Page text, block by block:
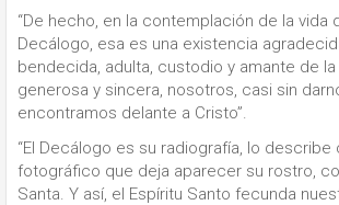
“De hecho, en la contemplación de la vida
Decálogo, esa es una existencia
bendecida, adulta, custodio y amante de la
generosa y sincera, nosotros, casi sin
encontramos delante a Cristo”.
“El Decálogo es su radiografía, lo
fotográfico que deja aparecer su rostro,
Santa. Y así, el Espíritu Santo fecunda